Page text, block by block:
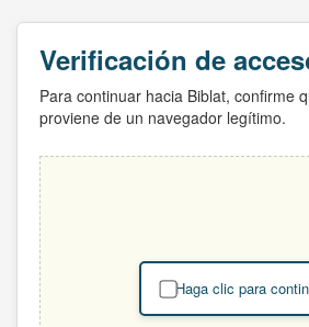
Verificación de
Para continuar hacia Biblat, confirme
proviene de un navegador legítimo.
Haga clic para